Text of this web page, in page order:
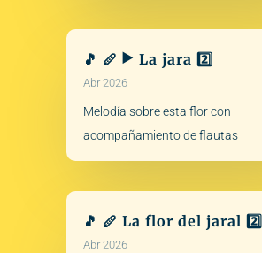
🎵 🪈 ▶️ La jara 2️⃣
Abr 2026
Melodía sobre esta flor con
acompañamiento de flautas
🎵 🪈 La flor del jaral 2️⃣
Abr 2026